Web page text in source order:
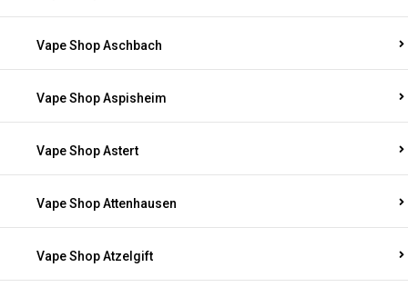
Vape Shop Aschbach
Vape Shop Aspisheim
Vape Shop Astert
Vape Shop Attenhausen
Vape Shop Atzelgift